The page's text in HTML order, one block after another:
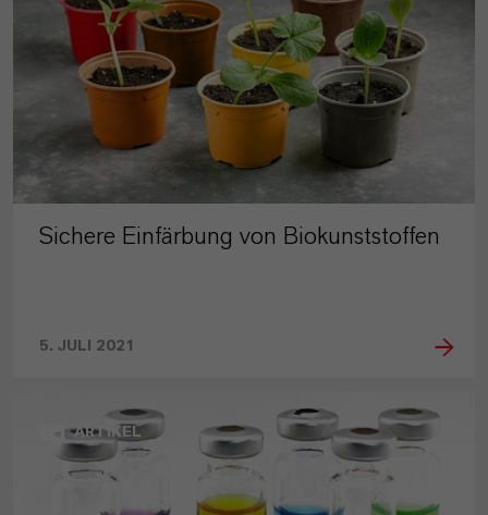
Sichere Einfärbung von Biokunststoffen
5. JULI 2021
ARTIKEL